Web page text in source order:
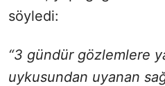
söyledi:
“3 gündür gözlemlere
uykusundan uyanan